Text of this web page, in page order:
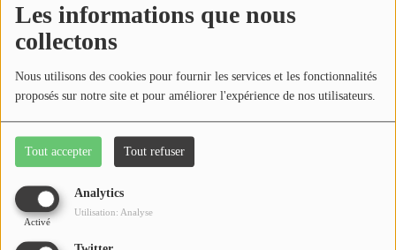
Les informations que nous
collectons
Nous utilisons des cookies pour fournir les services et les fonctionnalités
proposés sur notre site et pour améliorer l'expérience de nos utilisateurs.
Tout accepter Tout refuser
Analytics
Activé
Utilisation: Analyse
Podcasts
Photos
Dédicaces
Jeux Concours
Isabelle Helou est nutritionniste à Remiremont et nous